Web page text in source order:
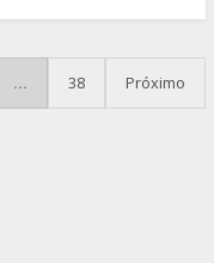
POSTS
… 38 Próximo